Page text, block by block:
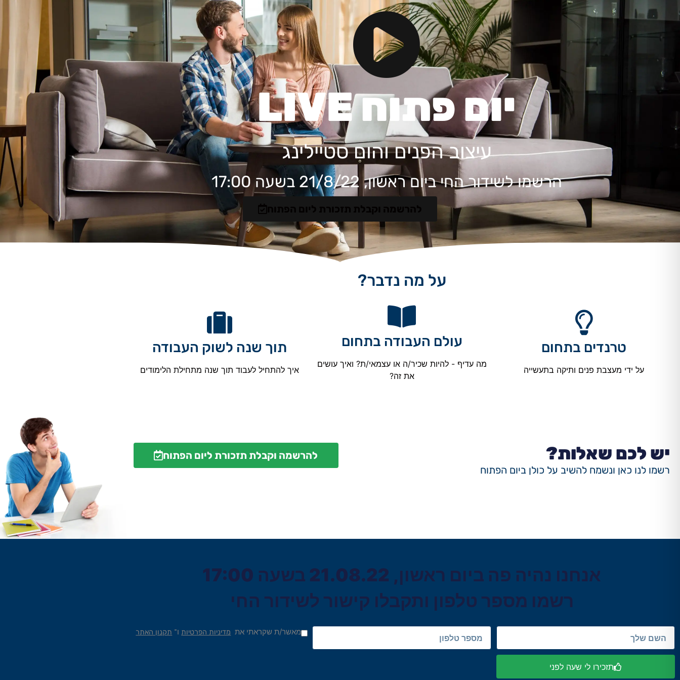
יום פתוח LIVE
עיצוב הפנים והום סטיילינג
הרשמו לשידור החי ביום ראשון, 21/8/22 בשעה 17:00
על מה נדבר?
טרנדים בתחום
על ידי מעצבת פנים ותיקה בתעשייה
עולם העבודה בתחום
מה עדיף - להיות שכיר/ה או עצמאי/ת? ואיך עושים
את זה?
תוך שנה לשוק העבודה
איך להתחיל לעבוד תוך שנה מתחילת הלימודים
יש לכם שאלות?
רשמו לנו כאן ונשמח להשיב על כולן ביום הפתוח
להרשמה וקבלת תזכורת ליום הפתוח
אנחנו נהיה פה ביום ראשון, 21.08.22 בשעה 17:00​
רשמו מספר טלפון ותקבלו קישור לשידור החי
מאשר/ת שקראתי את מדיניות הפרטיותו־ תקנון האתר
תזכירו לי שעה לפני